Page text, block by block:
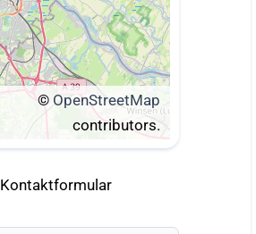
© OpenStreetMap
contributors.
Kontaktformular